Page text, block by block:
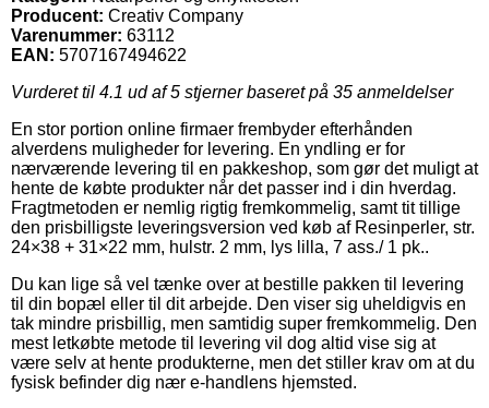
Producent: Creativ Company
Varenummer: 63112
EAN: 5707167494622
Vurderet til 4.1 ud af 5 stjerner baseret på 35 anmeldelser
En stor portion online firmaer frembyder efterhånden
alverdens muligheder for levering. En yndling er for
nærværende levering til en pakkeshop, som gør det muligt at
hente de købte produkter når det passer ind i din hverdag.
Fragtmetoden er nemlig rigtig fremkommelig, samt tit tillige
den prisbilligste leveringsversion ved køb af Resinperler, str.
24×38 + 31×22 mm, hulstr. 2 mm, lys lilla, 7 ass./ 1 pk..
Du kan lige så vel tænke over at bestille pakken til levering
til din bopæl eller til dit arbejde. Den viser sig uheldigvis en
tak mindre prisbillig, men samtidig super fremkommelig. Den
mest letkøbte metode til levering vil dog altid vise sig at
være selv at hente produkterne, men det stiller krav om at du
fysisk befinder dig nær e-handlens hjemsted.